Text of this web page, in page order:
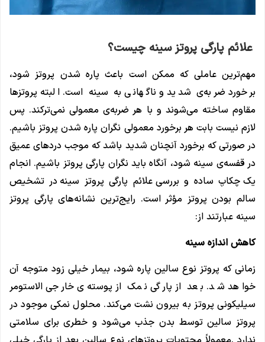
علائم پارگی پروتز سینه چیست؟
مهم‌ترین عاملی که ممکن است باعث پاره شدن پروتز شود،
برخورد ضربه‌ی شدید و ناگهانی به سینه است. البته پروتزها
مقاوم ساخته می‌شوند و با هر ضربه‌ی معمولی نمی‌ترکند. پس
لازم نیست بابت هر برخورد معمولی نگران پاره شدن پروتز باشیم.
در صورتی که برخورد آنچنان شدید باشد که موجب دردهای عمیق
در قفسه‌ی سینه شود، آنگاه باید نگران پارگی پروتز باشیم. انجام
یک چکاپ ساده و بررسی علائم پارگی پروتز سینه در تشخیص
سالم بودن پروتز مؤثر است. رایج‌ترین نشانه‌های پارگی پروتز
سینه عبارتند از:
کاهش اندازه سینه
زمانی که پروتز نوع سالین پاره شود، بیمار خیلی زود متوجه آن
خواهد شد. بعد از پارگی نمک از پوسته‌ی خارجی الاستومر
سیلیکونی پروتز به بیرون نشت می‌کند. محلول نمکی موجود در
پروتز سالین توسط بدن جذب می‌شود و خطری برای سلامتی